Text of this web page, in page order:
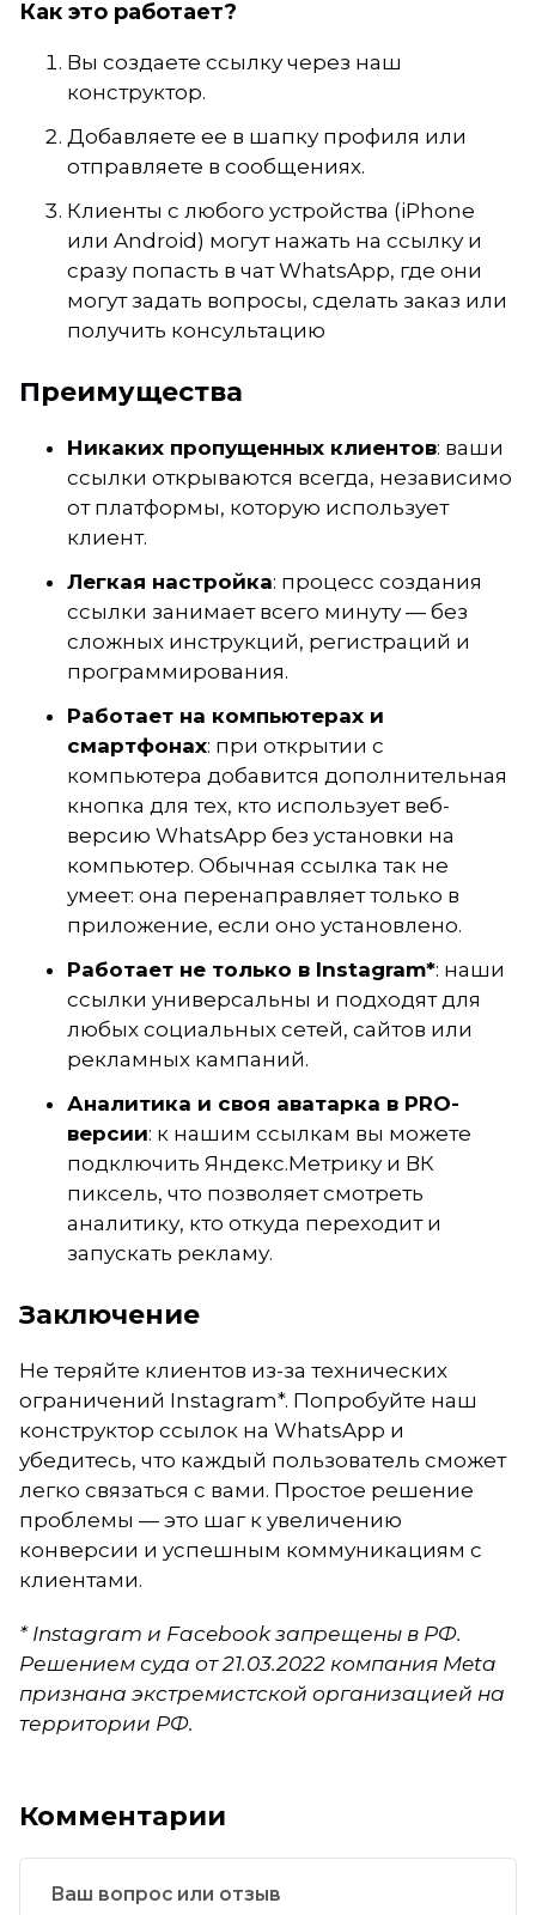
Как это работает?
Вы создаете ссылку через наш
конструктор.
Добавляете ее в шапку профиля или
отправляете в сообщениях.
Клиенты с любого устройства (iPhone
или Android) могут нажать на ссылку и
сразу попасть в чат WhatsApp, где они
могут задать вопросы, сделать заказ или
получить консультацию
Преимущества
Никаких пропущенных клиентов: ваши
ссылки открываются всегда, независимо
от платформы, которую использует
клиент.
Легкая настройка: процесс создания
ссылки занимает всего минуту — без
сложных инструкций, регистраций и
программирования.
Работает на компьютерах и
смартфонах: при открытии с
компьютера добавится дополнительная
кнопка для тех, кто использует веб-
версию WhatsApp без установки на
компьютер. Обычная ссылка так не
умеет: она перенаправляет только в
приложение, если оно установлено.
Работает не только в Instagram*: наши
ссылки универсальны и подходят для
любых социальных сетей, сайтов или
рекламных кампаний.
Аналитика и своя аватарка в PRO-
версии: к нашим ссылкам вы можете
подключить Яндекс.Метрику и ВК
пиксель, что позволяет смотреть
аналитику, кто откуда переходит и
запускать рекламу.
Заключение
Не теряйте клиентов из-за технических
ограничений Instagram*. Попробуйте наш
конструктор ссылок на WhatsApp и
убедитесь, что каждый пользователь сможет
легко связаться с вами. Простое решение
проблемы — это шаг к увеличению
конверсии и успешным коммуникациям с
клиентами.
* Instagram и Facebook запрещены в РФ.
Решением суда от 21.03.2022 компания Meta
признана экстремистской организацией на
территории РФ.
Комментарии
Ваш вопрос или отзыв